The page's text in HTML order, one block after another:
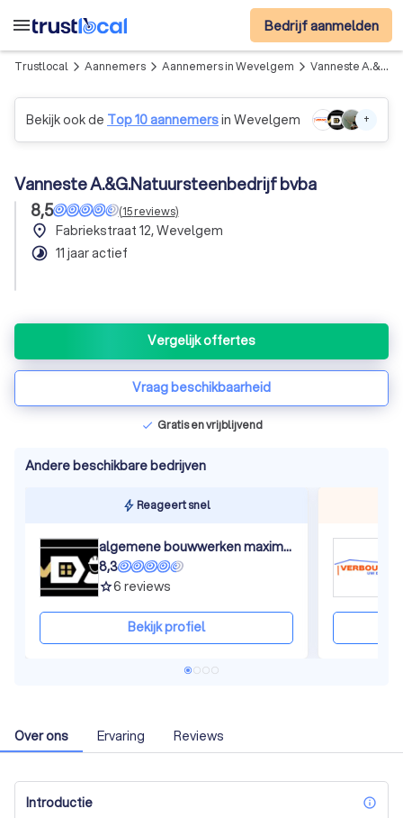
menu Bedrijf aanmelden
Trustlocal arrow_forward_ios Aannemers arrow_forward_ios Aannemers in Wevelgem arrow_forward_ios Vanneste A.&G.Natuursteenbedrijf bvba
Bekijk ook de Top 10 aannemersin Wevelgem +
Vanneste A.&G.Natuursteenbedrijf bvba
8,5
(15reviews)
place Fabriekstraat 12, Wevelgem
timelapse 11 jaar actief
Vergelijk offertes
Vraag beschikbaarheid
check Gratis en vrijblijvend
Andere beschikbare bedrijven
Reageert snel
algemene bouwwerken maxim descheemaeker
8,3
grade6 reviews
Bekijk profiel
Over ons Ervaring Reviews
Introductie